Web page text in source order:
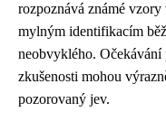
rozpoznává známé
mylným identifikacím
neobvyklého. Očekávání
zkušenosti mohou
pozorovaný jev.